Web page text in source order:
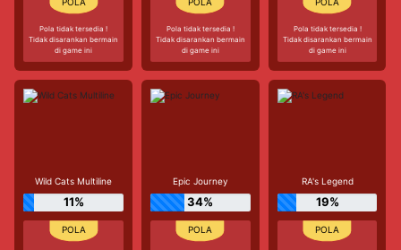
Pola tidak tersedia !
Tidak disarankan bermain
di game ini
Pola tidak tersedia !
Tidak disarankan bermain
di game ini
Pola tidak tersedia !
Tidak disarankan bermain
di game ini
Wild Cats Multiline
11%
Epic Journey
34%
RA's Legend
19%